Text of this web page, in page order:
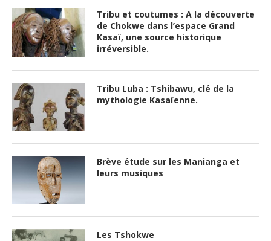
Tribu et coutumes : A la découverte
de Chokwe dans l’espace Grand
Kasaï, une source historique
irréversible.
Tribu Luba : Tshibawu, clé de la
mythologie Kasaïenne.
Brève étude sur les Manianga et
leurs musiques
Les Tshokwe